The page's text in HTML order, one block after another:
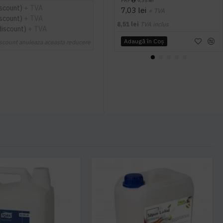
7,03 lei + TVA
8,51 lei TVA inclus
Adaugă în Coş